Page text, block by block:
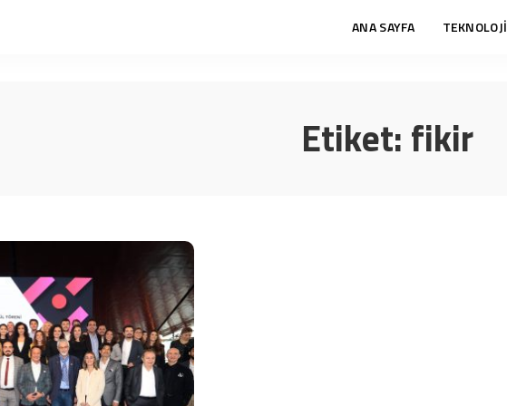
ANA SAYFA TEKNOLOJİ
Etiket:fikir